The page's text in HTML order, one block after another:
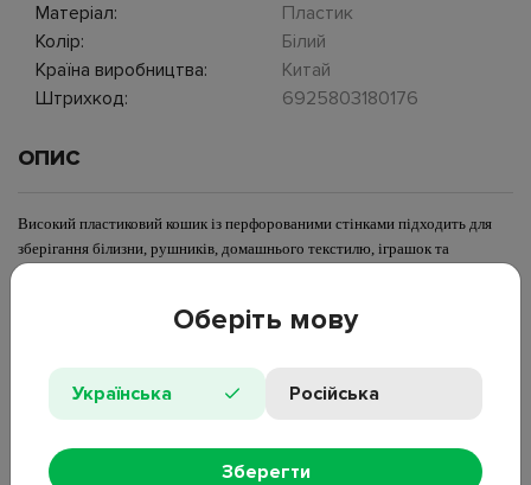
Матеріал:
Пластик
Колір:
Білий
Країна виробництва:
Китай
Штрихкод:
6925803180176
ОПИС
Високий пластиковий кошик із перфорованими стінками підходить для
зберігання білизни, рушників, домашнього текстилю, іграшок та
гардеробною, пральнею або спальнею. Овальна форма займає менше
Довжина: 39 см
Ширина: 33 см
Висота: 46,5 см
Колір: білий із сірим
Оберіть мову
Українська Російська
Зберегти